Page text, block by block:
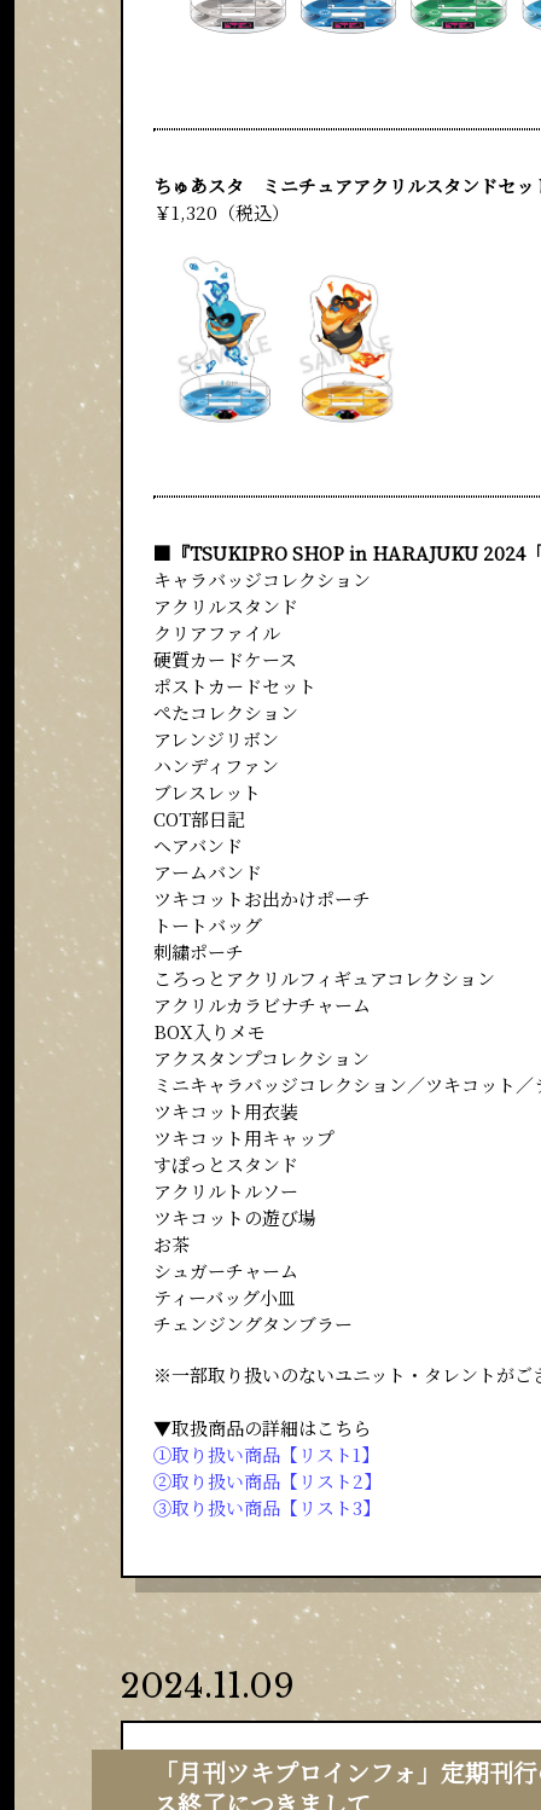
ちゅあスタ ミニチュアアクリルスタンドセ
￥1,320（税込）
■『TSUKIPRO SHOP in HARAJUKU 2024
キャラバッジコレクション
アクリルスタンド
クリアファイル
硬質カードケース
ポストカードセット
ぺたコレクション
アレンジリボン
ハンディファン
ブレスレット
COT部日記
ヘアバンド
アームバンド
ツキコットお出かけポーチ
トートバッグ
刺繍ポーチ
ころっとアクリルフィギュアコレクション
アクリルカラビナチャーム
BOX入りメモ
アクスタンプコレクション
ミニキャラバッジコレクション／ツキコット
ツキコット用衣装
ツキコット用キャップ
すぽっとスタンド
アクリルトルソー
ツキコットの遊び場
お茶
シュガーチャーム
ティーバッグ小皿
チェンジングタンブラー
※一部取り扱いのないユニット・タレントがご
▼取扱商品の詳細はこちら
①取り扱い商品【リスト1】
②取り扱い商品【リスト2】
③取り扱い商品【リスト3】
2024.11.09
「月刊ツキプロインフォ」定期刊